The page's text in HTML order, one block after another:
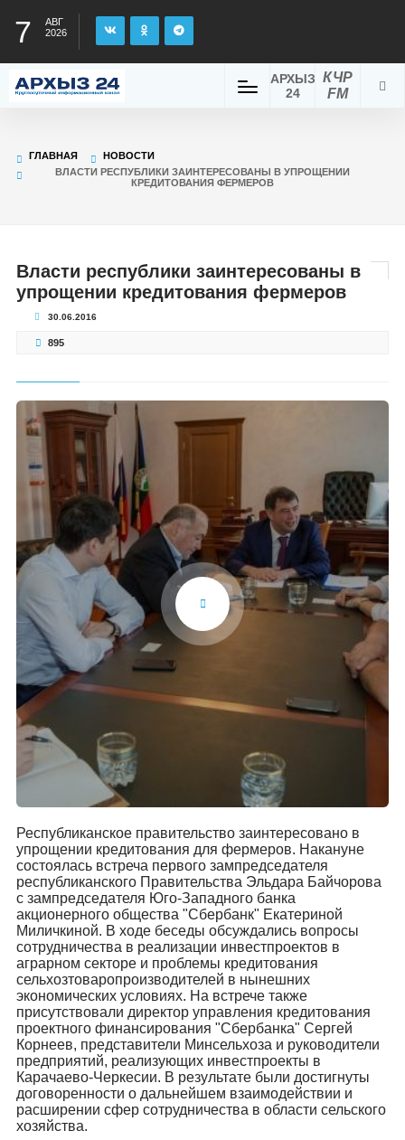
7
АВГ
2026
КЧР
FM
АРХЫЗ
24
ГЛАВНАЯ
НОВОСТИ
ВЛАСТИ РЕСПУБЛИКИ ЗАИНТЕРЕСОВАНЫ В УПРОЩЕНИИ
КРЕДИТОВАНИЯ ФЕРМЕРОВ
Власти республики заинтересованы в
упрощении кредитования фермеров
30.06.2016
895
Республиканское правительство заинтересовано в
упрощении кредитования для фермеров. Накануне
состоялась встреча первого зампредседателя
республиканского Правительства Эльдара Байчорова
с зампредседателя Юго-Западного банка
акционерного общества "Сбербанк" Екатериной
Миличкиной. В ходе беседы обсуждались вопросы
сотрудничества в реализации инвестпроектов в
аграрном секторе и проблемы кредитования
сельхозтоваропроизводителей в нынешних
экономических условиях. На встрече также
присутствовали директор управления кредитования
проектного финансирования "Сбербанка" Сергей
Корнеев, представители Минсельхоза и руководители
предприятий, реализующих инвестпроекты в
Карачаево-Черкесии. В результате были достигнуты
договоренности о дальнейшем взаимодействии и
расширении сфер сотрудничества в области сельского
хозяйства.